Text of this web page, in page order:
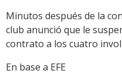
Minutos después de la
club anunció que le
contrato a los cuatro
En base a EFE